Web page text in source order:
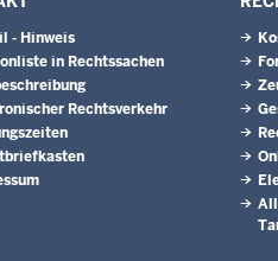
- Hinweis
in Rechtssachen
Rechtsverkehr